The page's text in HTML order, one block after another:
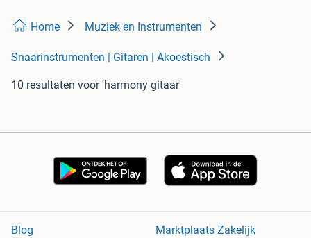
Home Muziek en Instrumenten
Snaarinstrumenten | Gitaren | Akoestisch
10 resultaten voor 'harmony gitaar'
Blog
Marktplaats Zakelijk